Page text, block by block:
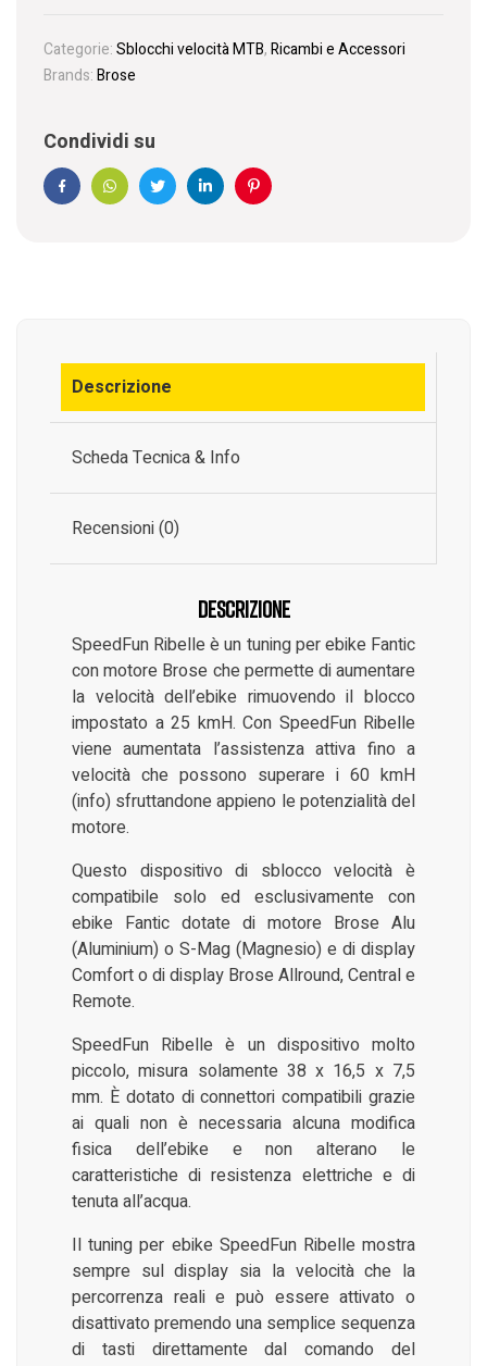
Categorie:Sblocchi velocità MTB,Ricambi e Accessori
Brands:Brose
Condividi su
FacebookWhatsAppTwitterLinkedinPinterest
Descrizione
Scheda Tecnica & Info
Recensioni (0)
Descrizione
SpeedFun Ribelle è un tuning per ebike Fantic
con motore Brose che permette di aumentare
la velocità dell’ebike rimuovendo il blocco
impostato a 25 kmH. Con SpeedFun Ribelle
viene aumentata l’assistenza attiva fino a
velocità che possono superare i 60 kmH
(info) sfruttandone appieno le potenzialità del
motore.
Questo dispositivo di sblocco velocità è
compatibile solo ed esclusivamente con
ebike Fantic dotate di motore Brose Alu
(Aluminium) o S-Mag (Magnesio) e di display
Comfort o di display Brose Allround, Central e
Remote.
SpeedFun Ribelle è un dispositivo molto
piccolo, misura solamente 38 x 16,5 x 7,5
mm. È dotato di connettori compatibili grazie
ai quali non è necessaria alcuna modifica
fisica dell’ebike e non alterano le
caratteristiche di resistenza elettriche e di
tenuta all’acqua.
Il tuning per ebike SpeedFun Ribelle mostra
sempre sul display sia la velocità che la
percorrenza reali e può essere attivato o
disattivato premendo una semplice sequenza
di tasti direttamente dal comando del